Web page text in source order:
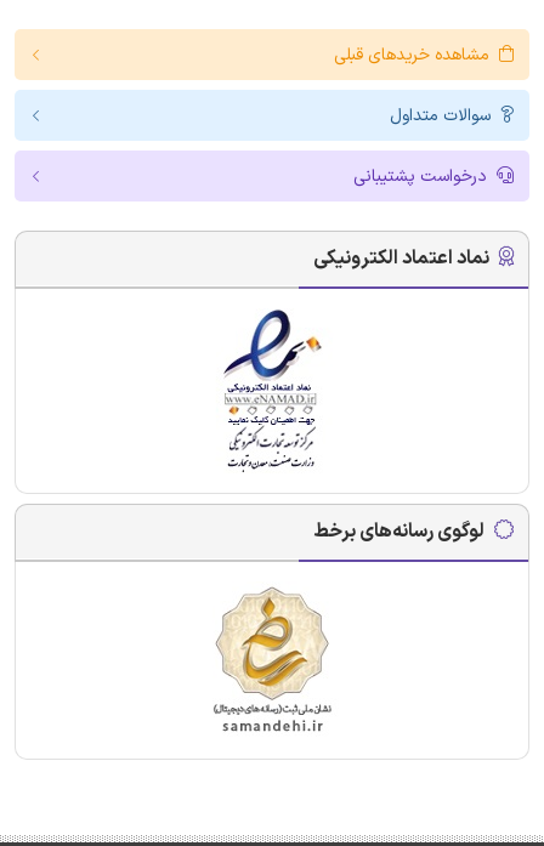
مشاهده خریدهای قبلی
سوالات متداول
درخواست پشتیبانی
نماد اعتماد الکترونیکی
لوگوی رسانه‌های برخط